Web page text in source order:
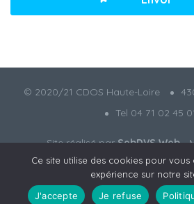
© 2020/21 CDOS Haute-Loire
Tel 04 71 02 45
Site réalisé parSebDVS Web-
Ce site utilise des cookies pour
expérience sur notre
J'accepte
Je refuse